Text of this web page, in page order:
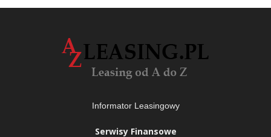
Informator Leasingowy
Serwisy Finansowe